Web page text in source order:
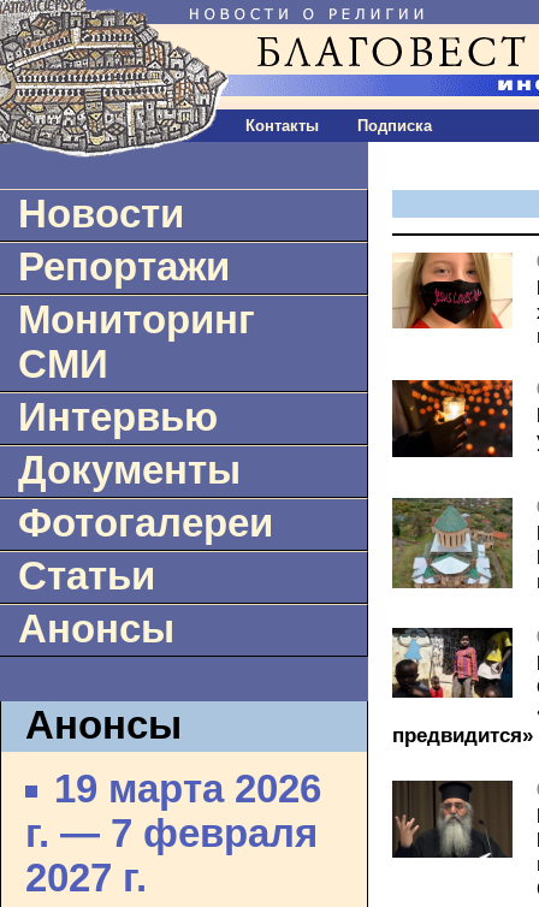
Контакты Подписка
Новости
Репортажи
Мониторинг
СМИ
Интервью
Документы
Фотогалереи
Статьи
Анонсы
Анонсы
19 марта 2026
г. — 7 февраля
2027 г.
предвидится»